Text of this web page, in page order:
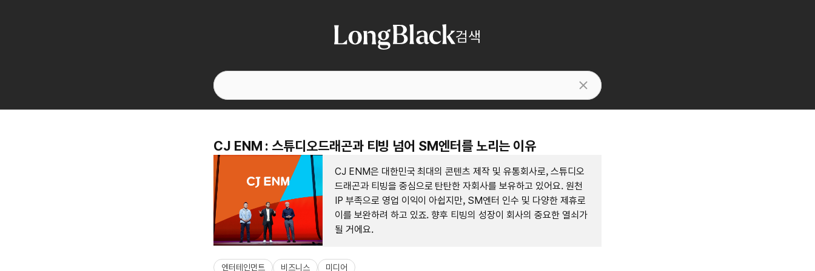
검색
CJ ENM : 스튜디오드래곤과 티빙 넘어 SM엔터를 노리는 이유
CJ ENM은 대한민국 최대의 콘텐츠 제작 및 유통회사로, 스튜디오
드래곤과 티빙을 중심으로 탄탄한 자회사를 보유하고 있어요. 원천
IP 부족으로 영업 이익이 아쉽지만, SM엔터 인수 및 다양한 제휴로
이를 보완하려 하고 있죠. 향후 티빙의 성장이 회사의 중요한 열쇠가
될 거에요.
엔터테인먼트 비즈니스 미디어